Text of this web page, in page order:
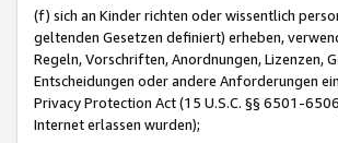
(f) sich an Kinder richten oder wissentlich
geltenden Gesetzen definiert) erheben,
Regeln, Vorschriften, Anordnungen, Lizenzen,
Entscheidungen oder andere Anforderungen
Privacy Protection Act (15 U.S.C. §§ 6501-
Internet erlassen wurden);